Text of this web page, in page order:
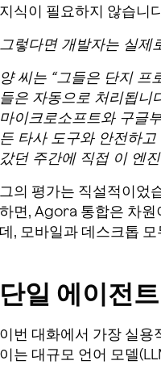
지식이 필요하지 않습니
그렇다면 개발자는 실제
양 씨는 “그들은 단지 프
들은 자동으로 처리됩니
마이크로소프트와 구글
든 타사 도구와 안전하
갔던 주간에 직접 이 엔
그의 평가는 직설적이었
하면, Agora 통합은 차원
데, 모바일과 데스크톱
단일 에이전
이번 대화에서 가장 실용
이는 대규모 언어 모델